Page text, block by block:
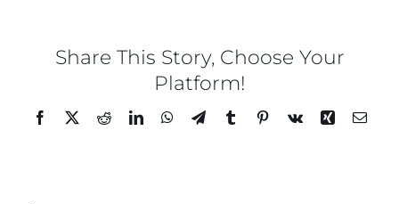
Share This Story, Choose Your
Platform!
Facebook
TwitterRedditLinkedInWhatsApp
TelegramTumblrPinterest
Vk Xing Email